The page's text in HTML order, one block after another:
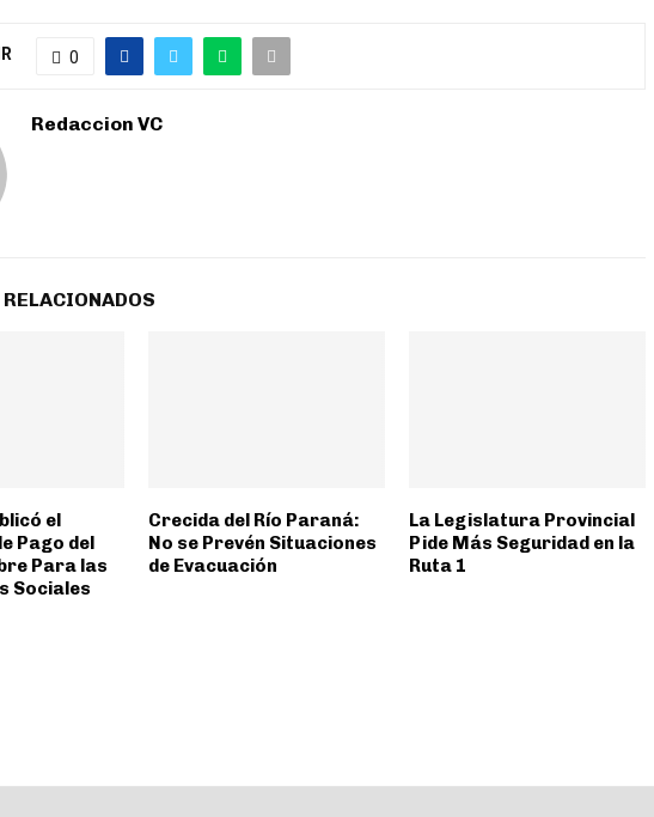
0
Redaccion VC
el
Pago del
Para las
Sociales
Crecida del Río Paraná:
No se Prevén Situaciones
de Evacuación
La Legislatura Provincial
Pide Más Seguridad en la
Ruta 1